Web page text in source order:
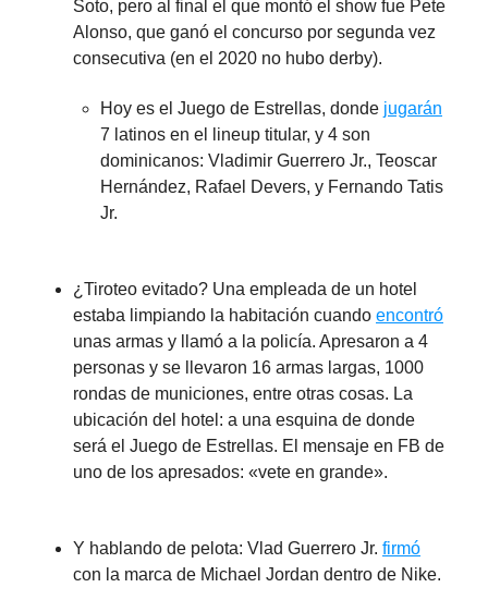
Soto, pero al final el que montó el show fue Pete
Alonso, que ganó el concurso por segunda vez
consecutiva (en el 2020 no hubo derby).
Hoy es el Juego de Estrellas, donde jugarán
7 latinos en el lineup titular, y 4 son
dominicanos: Vladimir Guerrero Jr., Teoscar
Hernández, Rafael Devers, y Fernando Tatis
Jr.
¿Tiroteo evitado? Una empleada de un hotel
estaba limpiando la habitación cuando encontró
unas armas y llamó a la policía. Apresaron a 4
personas y se llevaron 16 armas largas, 1000
rondas de municiones, entre otras cosas. La
ubicación del hotel: a una esquina de donde
será el Juego de Estrellas. El mensaje en FB de
uno de los apresados: «vete en grande».
Y hablando de pelota: Vlad Guerrero Jr. firmó
con la marca de Michael Jordan dentro de Nike.